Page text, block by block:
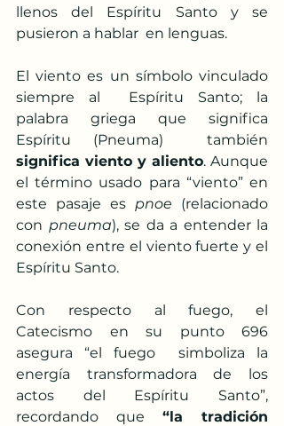
llenos del Espíritu Santo y se
pusieron a hablar  en lenguas.
El viento es un símbolo vinculado
siempre al  Espíritu Santo; la
palabra griega que significa
significa viento y aliento. Aunque
el término usado para “viento” en
este pasaje es pnoe (relacionado
con pneuma), se da a entender la
conexión entre el viento fuerte y el
Espíritu Santo.
Con respecto al fuego, el
Catecismo en su punto 696
asegura “el fuego  simboliza la
energía transformadora de los
actos del Espíritu Santo”,
recordando que “la tradición